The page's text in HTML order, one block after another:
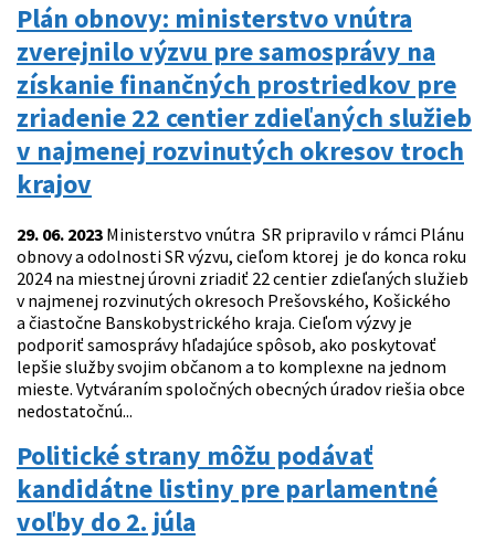
Plán obnovy: ministerstvo vnútra
zverejnilo výzvu pre samosprávy na
získanie finančných prostriedkov pre
zriadenie 22 centier zdieľaných služieb
v najmenej rozvinutých okresov troch
krajov
29. 06. 2023 Ministerstvo vnútra SR pripravilo v rámci Plánu
obnovy a odolnosti SR výzvu, cieľom ktorej je do konca roku
2024 na miestnej úrovni zriadiť 22 centier zdieľaných služieb
v najmenej rozvinutých okresoch Prešovského, Košického
a čiastočne Banskobystrického kraja. Cieľom výzvy je
podporiť samosprávy hľadajúce spôsob, ako poskytovať
lepšie služby svojim občanom a to komplexne na jednom
mieste. Vytváraním spoločných obecných úradov riešia obce
nedostatočnú...
Politické strany môžu podávať
kandidátne listiny pre parlamentné
voľby do 2. júla